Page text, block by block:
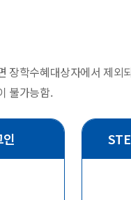
장학수혜대상자에서 제외
불가능함.